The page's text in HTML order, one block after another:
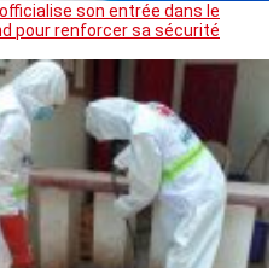
son entrée dans le
pour renforcer sa sécurité